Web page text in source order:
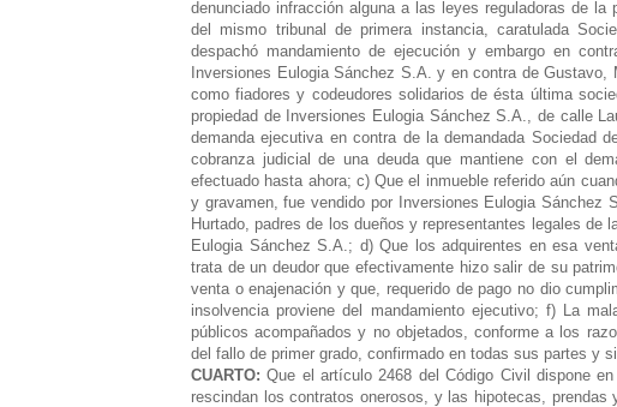
denunciado infracción alguna a las leyes reguladoras de la
del mismo tribunal de primera instancia, caratulada
despachó mandamiento de ejecución y embargo en
Inversiones Eulogia Sánchez S.A. y en contra de
como fiadores y codeudores solidarios de ésta última
propiedad de Inversiones Eulogia Sánchez S.A., de calle
demanda ejecutiva en contra de la demandada Sociedad
cobranza judicial de una deuda que mantiene con el
efectuado hasta ahora; c) Que el inmueble referido aún
y gravamen, fue vendido por Inversiones Eulogia Sánchez
Hurtado, padres de los dueños y representantes legales
Eulogia Sánchez S.A.; d) Que los adquirentes en esa
trata de un deudor que efectivamente hizo salir de su
venta o enajenación y que, requerido de pago no dio
insolvencia proviene del mandamiento ejecutivo; f) La
públicos acompañados y no objetados, conforme a los
del fallo de primer grado, confirmado en todas sus partes y
CUARTO:Que el artículo 2468 del Código Civil dispone
rescindan los contratos onerosos, y las hipotecas,